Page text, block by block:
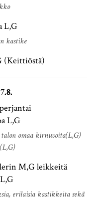
L,G
kastike
(Keittiöstä)
L,G
omaa kirnuvoita(L,G)
M,G leikkeitä
erilaisia kastikkeita sekä